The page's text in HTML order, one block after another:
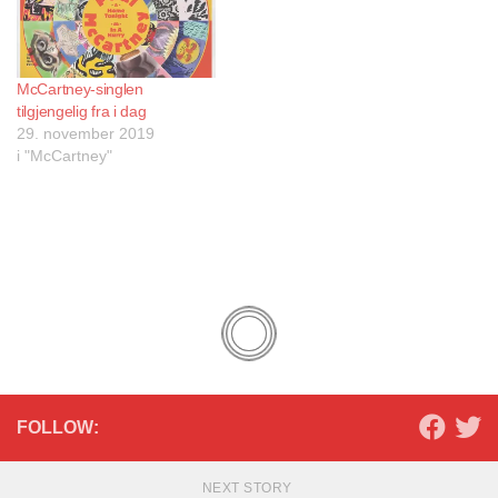
McCartney-singlen
tilgjengelig fra i dag
29. november 2019
i "McCartney"
FOLLOW:
NEXT STORY